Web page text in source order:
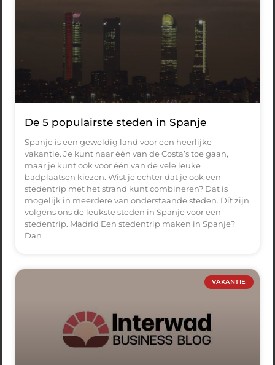
De 5 populairste steden in Spanje
Spanje is een geweldig land voor een heerlijke
vakantie. Je kunt naar één van de Costa’s toe gaan,
maar je kunt ook voor één van de vele leuke
badplaatsen kiezen. Wist je echter dat je ook een
stedentrip met het strand kunt combineren? Dat is
mogelijk in meerdere van onderstaande steden. Dít zijn
volgens ons de leukste steden in Spanje voor een
stedentrip. Madrid Een stedentrip maken in Spanje?
Dan
VAKANTIE